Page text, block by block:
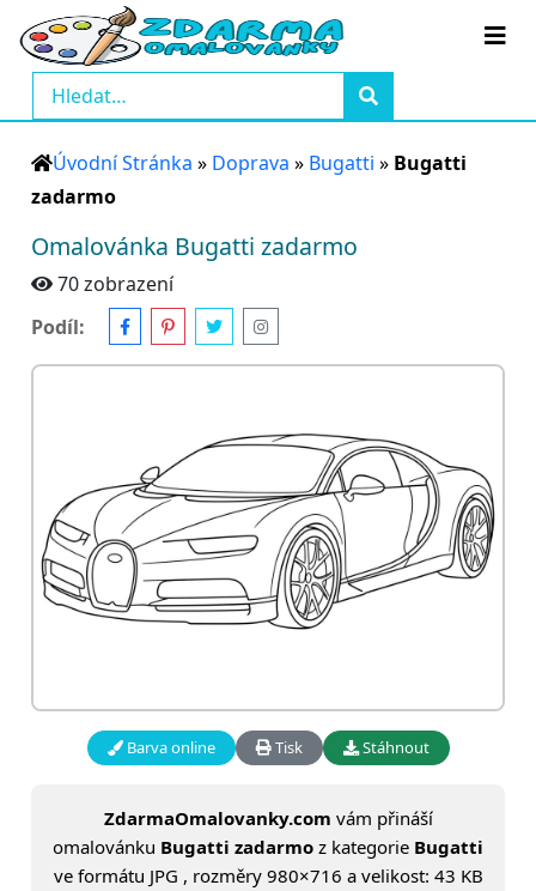
Úvodní Stránka » Doprava » Bugatti » Bugatti
zadarmo
Omalovánka Bugatti zadarmo
70 zobrazení
Podíl:
Barva online Tisk Stáhnout
ZdarmaOmalovanky.com vám přináší
omalovánku Bugatti zadarmo z kategorie Bugatti
ve formátu JPG , rozměry 980×716 a velikost: 43 KB